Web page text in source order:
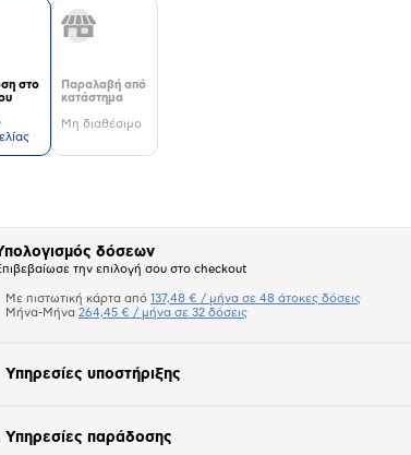
στο
Παραλαβή από
κατάστημα
Μη διαθέσιμο
δόσεων
την επιλογή σου στο checkout
Πιστωτική κάρτα
Με πιστωτική κάρτα από 137,48 € / μήνα σε 48 άτοκες δόσεις
Μήνα-Μήνα 264,45 € / μήνα σε 32 δόσεις
Υπηρεσίες υποστήριξης
Υπηρεσίες παράδοσης